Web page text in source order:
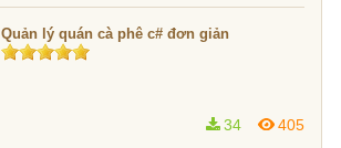
Quản lý quán cà phê c# đơn giản
405
34